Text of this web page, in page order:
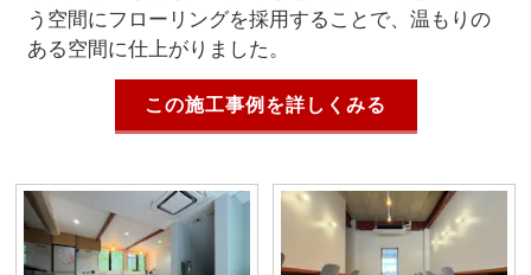
う空間にフローリングを採用することで、温もりの
ある空間に仕上がりました。
この施工事例を詳しくみる